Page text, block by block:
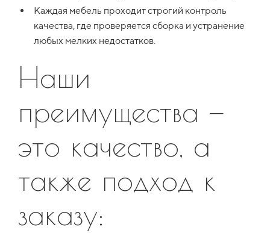
Каждая мебель проходит строгий контроль
качества, где проверяется сборка и устранение
любых мелких недостатков.
Наши
преимущества —
это качество, а
также подход к
заказу: